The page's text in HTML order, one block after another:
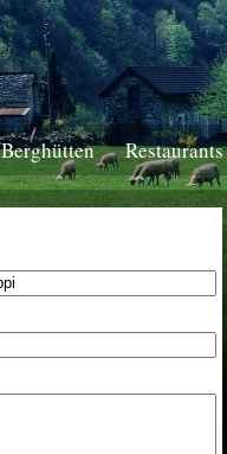
Berghütten Restaurants